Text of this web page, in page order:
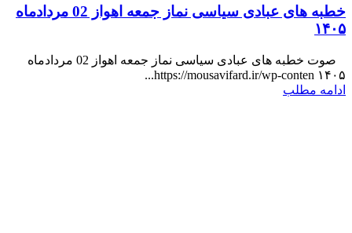
خطبه های عبادی سیاسی نماز جمعه اهواز 02 مردادماه
۱۴۰۵
صوت خطبه های عبادی سیاسی نماز جمعه اهواز 02 مردادماه
۱۴۰۵ https://mousavifard.ir/wp-conten...
ادامه مطلب